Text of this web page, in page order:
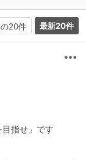
20件 最新20件
指せ」です